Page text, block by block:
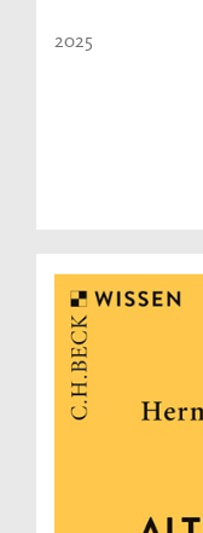
2025